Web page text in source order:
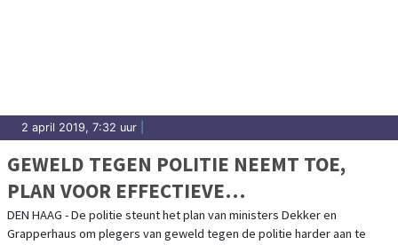
2 april 2019, 7:32 uur
GEWELD TEGEN POLITIE NEEMT TOE,
PLAN VOOR EFFECTIEVE
STRAFMAATREGELEN
DEN HAAG - De politie steunt het plan van ministers Dekker en
Grapperhaus om plegers van geweld tegen de politie harder aan te